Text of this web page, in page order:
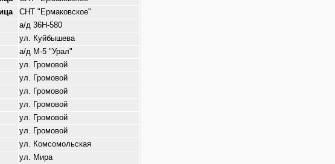
СНТ "Ермаковское"
а/д 36Н-580
ул. Куйбышева
а/д М-5 "Урал"
ул. Громовой
ул. Громовой
ул. Громовой
ул. Громовой
ул. Громовой
ул. Громовой
ул. Комсомольская
ул. Мира